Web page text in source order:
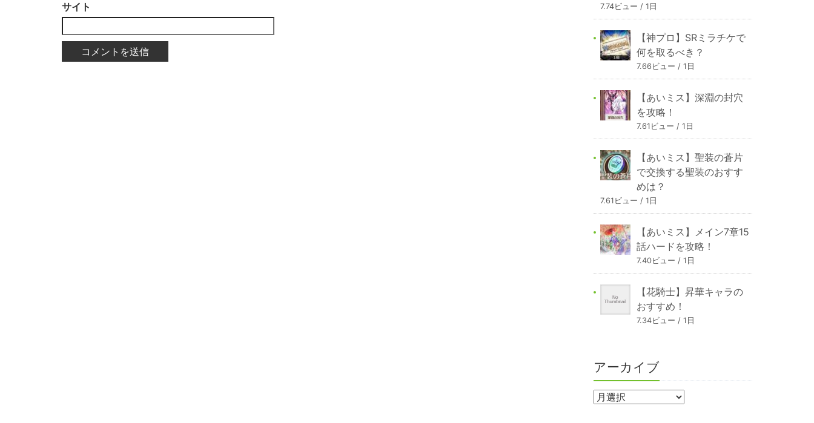
サイト 7.74ビュー / 1日
【神プロ】SRミラチケで
何を取るべき？
7.66ビュー / 1日
【あいミス】深淵の封穴
を攻略！
7.61ビュー / 1日
【あいミス】聖装の蒼片
で交換する聖装のおすす
めは？
7.61ビュー / 1日
【あいミス】メイン7章15
話ハードを攻略！
7.40ビュー / 1日
【花騎士】昇華キャラの
おすすめ！
7.34ビュー / 1日
アーカイブ